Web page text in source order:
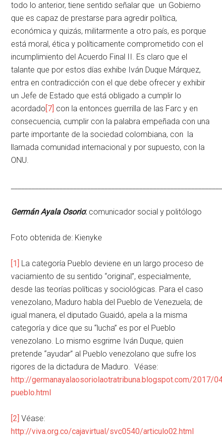
todo lo anterior, tiene sentido señalar que un Gobierno
que es capaz de prestarse para agredir política,
económica y quizás, militarmente a otro país, es porque
está moral, ética y políticamente comprometido con el
incumplimiento del Acuerdo Final II. Es claro que el
talante que por estos días exhibe Iván Duque Márquez,
entra en contradicción con el que debe ofrecer y exhibir
un Jefe de Estado que está obligado a cumplir lo
acordado [7] con la entonces guerrilla de las Farc y en
consecuencia, cumplir con la palabra empeñada con una
parte importante de la sociedad colombiana, con la
llamada comunidad internacional y por supuesto, con la
ONU.
Germán Ayala Osorio: comunicador social y politólogo
Foto obtenida de: Kienyke
[1]
La categoría Pueblo deviene en un largo proceso de
vaciamiento de su sentido “original”, especialmente,
desde las teorías políticas y sociológicas. Para el caso
venezolano, Maduro habla del Pueblo de Venezuela; de
igual manera, el diputado Guaidó, apela a la misma
categoría y dice que su “lucha” es por el Pueblo
venezolano. Lo mismo esgrime Iván Duque, quien
pretende “ayudar” al Pueblo venezolano que sufre los
rigores de la dictadura de Maduro. Véase:
http://germanayalaosoriolaotratribuna.blogspot.com/2017/
pueblo.html
[2] Véase:
http://viva.org.co/cajavirtual/svc0540/articulo02.html